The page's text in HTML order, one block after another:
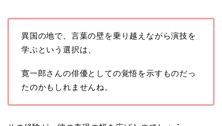
異国の地で、言葉の壁を乗り越えながら演技を
学ぶという選択は、
寛一郎さんの俳優としての覚悟を示すものだっ
たのかもしれませんね。